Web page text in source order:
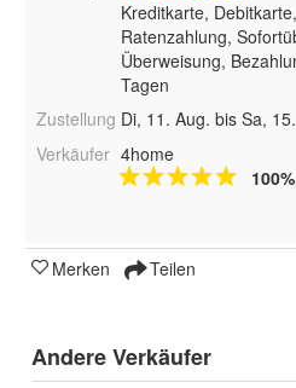
Kreditkarte, Debitkarte,
Ratenzahlung,
Überweisung,
Tagen
Zustellung Di, 11. Aug. bis Sa,
Verkäufer 4home
Merken Teilen
Andere Verkäufer